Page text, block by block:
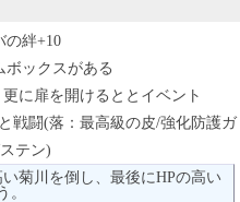
の絆+10
ボックスがある
に扉を開けるととイベント
と戦闘(落：最高級の皮/強化防護ガ
テン)
菊川を倒し、最後にHPの高い
。